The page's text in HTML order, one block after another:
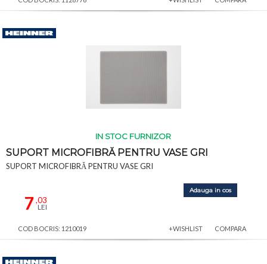
IN STOC FURNIZOR
SUPORT MICROFIBRĂ PENTRU VASE GRI
SUPORT MICROFIBRĂ PENTRU VASE GRI
7,03
LEI
Adauga in cos
COD BOCRIS: 1210019 +WISHLIST COMPARA